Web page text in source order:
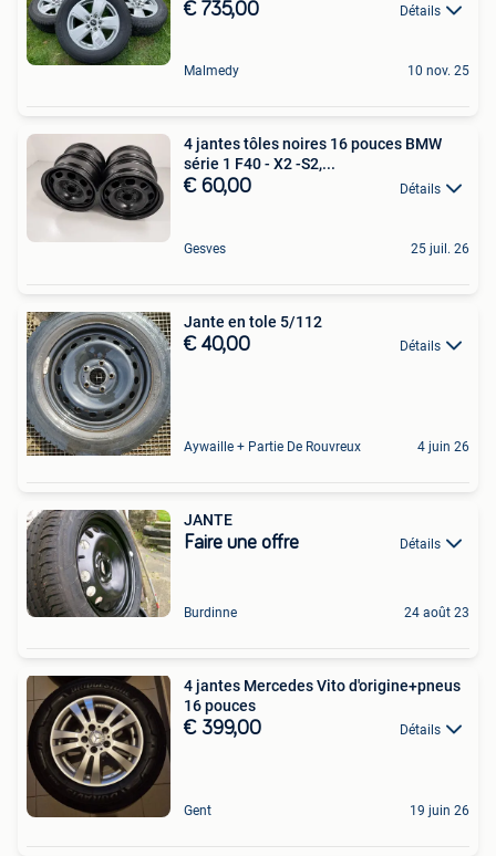
€ 735,00 Détails
Malmedy 10 nov. 25
4 jantes tôles noires 16 pouces BMW
série 1 F40 - X2 -S2,...
€ 60,00 Détails
Gesves 25 juil. 26
Jante en tole 5/112
€ 40,00 Détails
Aywaille + Partie De Rouvreux 4 juin 26
JANTE
Faire une offre Détails
Burdinne 24 août 23
4 jantes Mercedes Vito d'origine+pneus
16 pouces
€ 399,00 Détails
Gent 19 juin 26